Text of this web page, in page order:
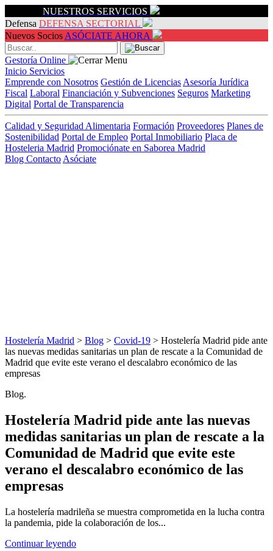
NUESTROS SERVICIOS
Defensa DEFENSA SECTORIAL
Nuevos Socios ASÓCIATE AHORA
Gestoría Online
Inicio Servicios
Emprende con Nosotros Gestión de Licencias Asesoría Jurídica
Fiscal Laboral Financiación y Subvenciones Seguros Marketing
Digital Portal de Transparencia
Calidad y Seguridad Alimentaria Formación Proveedores Planes de
Sostenibilidad Portal de Empleo Portal Inmobiliario Placa de
Hosteleria Madrid Promociónate en Saborea Madrid
Blog Contacto Asóciate
Hostelería Madrid > Blog > Covid-19 > Hostelería Madrid pide ante
las nuevas medidas sanitarias un plan de rescate a la Comunidad de
Madrid que evite este verano el descalabro económico de las
empresas
Blog.
Hostelería Madrid pide ante las nuevas
medidas sanitarias un plan de rescate a la
Comunidad de Madrid que evite este
verano el descalabro económico de las
empresas
La hostelería madrileña se muestra comprometida en la lucha contra
la pandemia, pide la colaboración de los...
Continuar leyendo